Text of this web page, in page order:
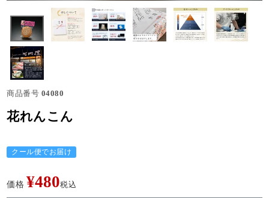
商品番号 04080
花れんこん
クール便でお届け
価格 ¥480税込